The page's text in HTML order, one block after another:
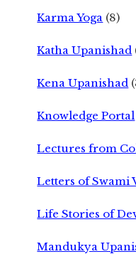
Karma Yoga (8)
Katha Upanishad
Kena Upanishad
Knowledge Portal
Lectures from
Letters of Swami
Life Stories of
Mandukya